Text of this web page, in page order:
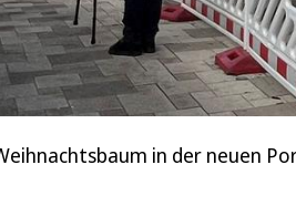
in der neuen